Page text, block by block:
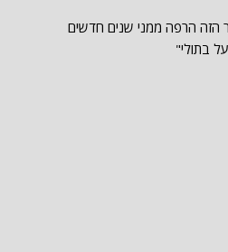
הזה הרפה ממני שנים חדשים
בתולי"